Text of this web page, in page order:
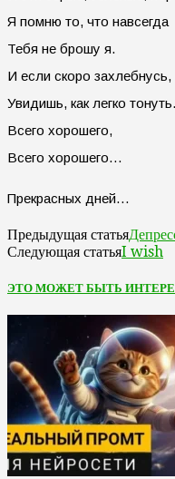
Я помню то, что навсегда
Тебя не брошу я.
И если скоро захлебнусь,
Увидишь, как легко тонуть.
Всего хорошего,
Всего хорошего…
Прекрасных дней…
Предыдущая статья
Следующая статьяI wish
ЭТО МОЖЕТ БЫТЬ